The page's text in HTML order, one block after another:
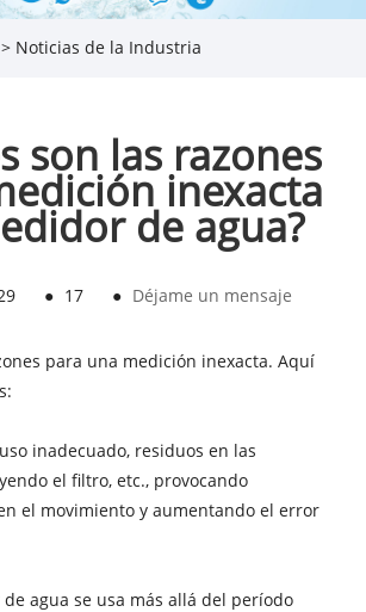
> Noticias de la Industria
son las razones
inexacta
de agua?
● 17 ● Déjame un mensaje
para una medición inexacta. Aquí
inadecuado, residuos en las
el filtro, etc., provocando
el movimiento y aumentando el error
agua se usa más allá del período